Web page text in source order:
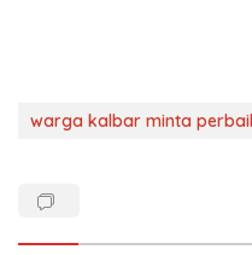
warga kalbar minta